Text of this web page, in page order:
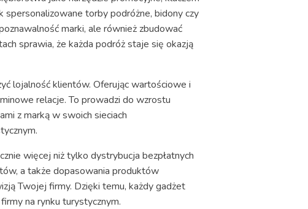
torby podróżne, bidony czy
marki, ale również zbudować
sprawia, że każda podróż staje się okazją
lojalność klientów. Oferując wartościowe i
relacje. To prowadzi do wzrostu
z marką w swoich sieciach
więcej niż tylko dystrybucja bezpłatnych
a także dopasowania produktów
Twojej firmy. Dzięki temu, każdy gadżet
na rynku turystycznym.